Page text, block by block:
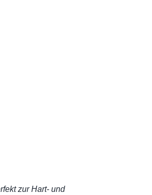
zur Hart- und